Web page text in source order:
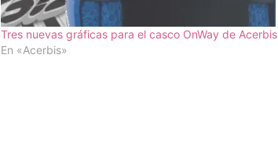
Tres nuevas gráficas para el casco OnWay de Acerbis
En «Acerbis»